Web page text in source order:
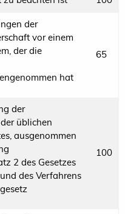
der
vor einem
der die
hat
65
der
üblichen
ausgenommen
2 des Gesetzes
des Verfahrens
100